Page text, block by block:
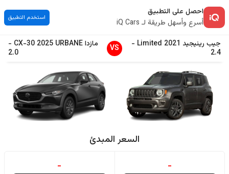
احصل على التطبيق
أسرع وأسهل طريقة لـ iQ Cars
استخدم التطبيق
جيب رينيجيد 2021
Limited
-
2.4
VS مازدا CX-30 2025 URBANE
-
2.0
السعر المبدئ
-
-